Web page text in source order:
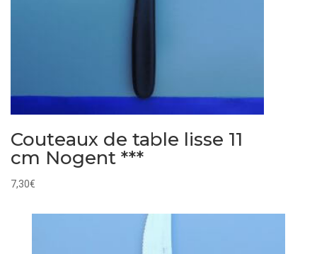
Couteaux de table lisse 11
cm Nogent ***
7,30€